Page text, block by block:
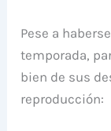
Pese a
temporada,
bien de sus
reproducción: